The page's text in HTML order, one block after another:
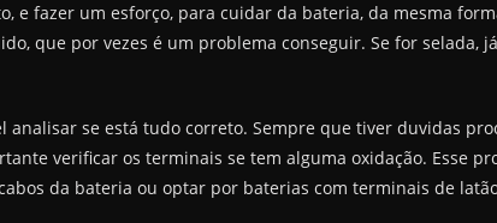
e fazer um esforço, para cuidar da bateria, da mesma
que por vezes é um problema conseguir. Se for selada,
analisar se está tudo correto. Sempre que tiver duvidas
verificar os terminais se tem alguma oxidação. Esse
da bateria ou optar por baterias com terminais de